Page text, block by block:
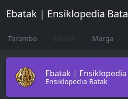
Ebatak | Ensiklopedia
Tarombo Marga
Ebatak | Ensiklopedia
Ensiklopedia Batak